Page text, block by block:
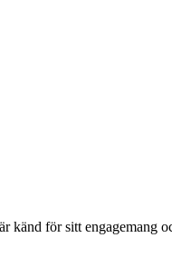
för sitt engagemang